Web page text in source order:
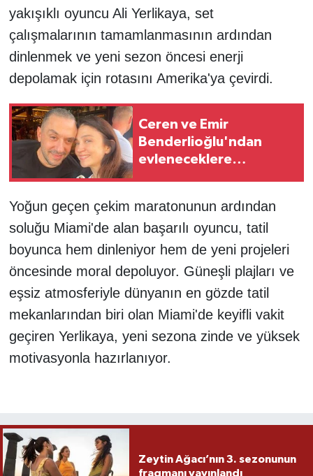
yakışıklı oyuncu Ali Yerlikaya, set
çalışmalarının tamamlanmasının ardından
dinlenmek ve yeni sezon öncesi enerji
depolamak için rotasını Amerika'ya çevirdi.
Ceren ve Emir
Benderlioğlu'ndan
evleneceklere
Yoğun geçen çekim maratonunun ardından
soluğu Miami'de alan başarılı oyuncu, tatil
boyunca hem dinleniyor hem de yeni projeleri
öncesinde moral depoluyor. Güneşli plajları ve
eşsiz atmosferiyle dünyanın en gözde tatil
mekanlarından biri olan Miami'de keyifli vakit
geçiren Yerlikaya, yeni sezona zinde ve yüksek
motivasyonla hazırlanıyor.
Zeytin Ağacı’nın 3. sezonunun
fragmanı yayınlandı